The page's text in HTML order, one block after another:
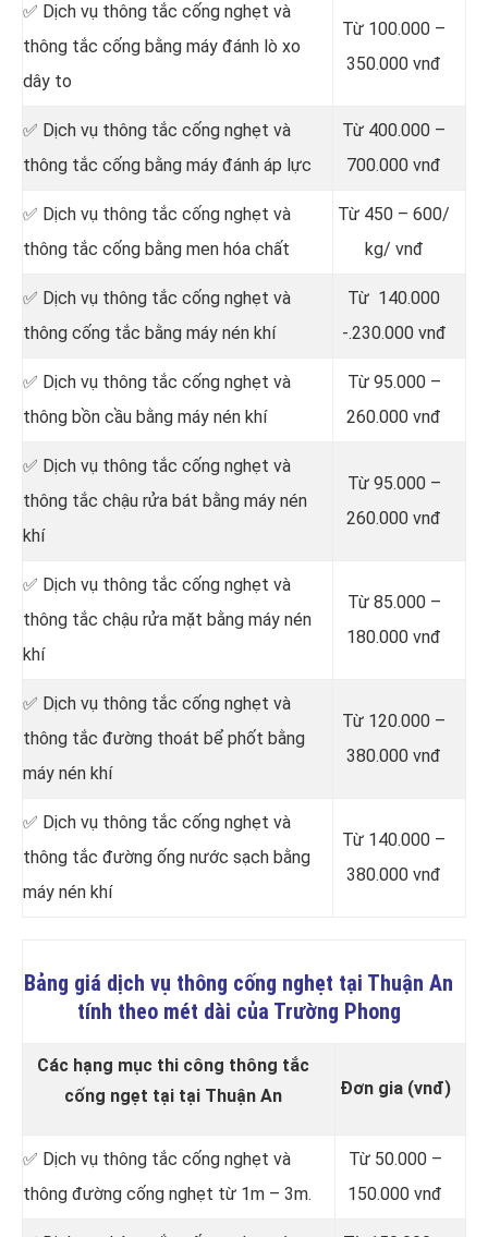
✅ Dịch vụ thông tắc cống nghẹt và
thông tắc cống bằng máy đánh lò xo
dây to
Từ 100.000 –
350.000 vnđ
✅ Dịch vụ thông tắc cống nghẹt và
thông tắc cống bằng máy đánh áp lực
Từ 400.000 –
700.000 vnđ
✅ Dịch vụ thông tắc cống nghẹt và
thông tắc cống bằng men hóa chất
Từ 450 – 600/
kg/ vnđ
✅ Dịch vụ thông tắc cống nghẹt và
thông cống tắc bằng máy nén khí
Từ 140.000
-.230.000 vnđ
✅ Dịch vụ thông tắc cống nghẹt và
thông bồn cầu bằng máy nén khí
Từ 95.000 –
260.000 vnđ
✅ Dịch vụ thông tắc cống nghẹt và
thông tắc chậu rửa bát bằng máy nén
khí
Từ 95.000 –
260.000 vnđ
✅ Dịch vụ thông tắc cống nghẹt và
thông tắc chậu rửa mặt bằng máy nén
khí
Từ 85.000 –
180.000 vnđ
✅ Dịch vụ thông tắc cống nghẹt và
thông tắc đường thoát bể phốt bằng
máy nén khí
Từ 120.000 –
380.000 vnđ
✅ Dịch vụ thông tắc cống nghẹt và
thông tắc đường ống nước sạch bằng
máy nén khí
Từ 140.000 –
380.000 vnđ
Bảng giá dịch vụ thông cống nghẹt tại Thuận An
tính theo mét dài của Trường Phong
Các hạng mục thi công thông tắc
cống ngẹt tại tại Thuận An
Đơn gia (vnđ)
✅ Dịch vụ thông tắc cống nghẹt và
thông đường cống nghẹt từ 1m – 3m.
Từ 50.000 –
150.000 vnđ